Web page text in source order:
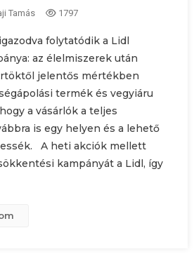
Tamás 1797
folytatódik a Lidl
az élelmiszerek után
jelentős mértékben
termék és vegyiáru
a vásárlók a teljes
is egy helyen és a lehető
A heti akciók mellett
kampányát a Lidl, így